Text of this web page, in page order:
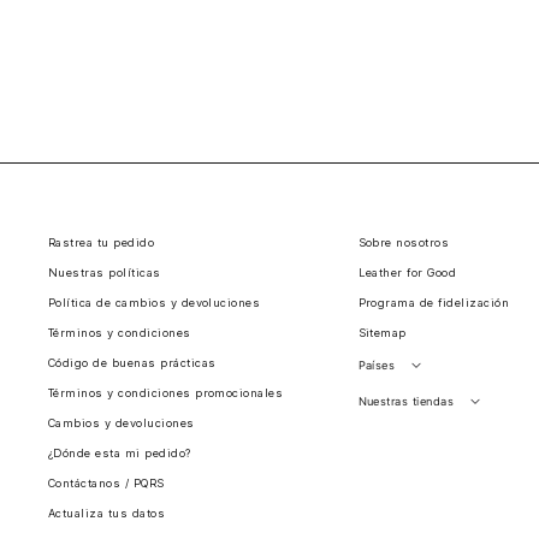
Rastrea tu pedido
Nuestras políticas
Política de cambios y devoluciones
Términos y condiciones
Código de buenas prácticas
Términos y condiciones promocionales
Cambios y devoluciones
¿Dónde esta mi pedido?
Contáctanos / PQRS
Actualiza tus datos
Sobre nosotros
Leather for Good
Programa de fidelización
Sitemap
Países
Perú
Nuestras tiendas